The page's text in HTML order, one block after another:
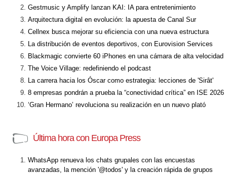
Gestmusic y Amplify lanzan KAI: IA para entretenimiento
Arquitectura digital en evolución: la apuesta de Canal Sur
Cellnex busca mejorar su eficiencia con una nueva estructura
La distribución de eventos deportivos, con Eurovision Services
Blackmagic convierte 60 iPhones en una cámara de alta velocidad
The Voice Village: redefiniendo el podcast
La carrera hacia los Óscar como estrategia: lecciones de 'Sirât'
8 empresas pondrán a prueba la “conectividad crítica” en ISE 2026
‘Gran Hermano’ revoluciona su realización en un nuevo plató
Última hora con Europa Press
WhatsApp renueva los chats grupales con las encuestas
avanzadas, la mención '@todos' y la creación rápida de grupos